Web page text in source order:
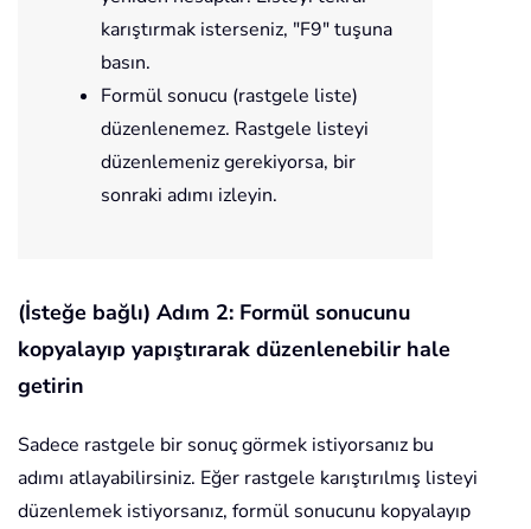
karıştırmak isterseniz, "F9" tuşuna
basın.
Formül sonucu (rastgele liste)
düzenlenemez. Rastgele listeyi
düzenlemeniz gerekiyorsa, bir
sonraki adımı izleyin.
(İsteğe bağlı) Adım 2: Formül sonucunu
kopyalayıp yapıştırarak düzenlenebilir hale
getirin
Sadece rastgele bir sonuç görmek istiyorsanız bu
adımı atlayabilirsiniz. Eğer rastgele karıştırılmış listeyi
düzenlemek istiyorsanız, formül sonucunu kopyalayıp